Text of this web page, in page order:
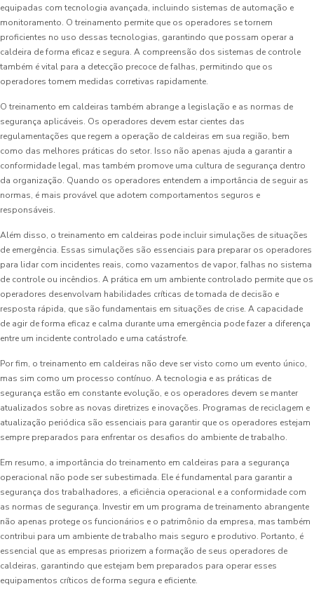
equipadas com tecnologia avançada, incluindo sistemas de automação e
monitoramento. O treinamento permite que os operadores se tornem
proficientes no uso dessas tecnologias, garantindo que possam operar a
caldeira de forma eficaz e segura. A compreensão dos sistemas de controle
também é vital para a detecção precoce de falhas, permitindo que os
operadores tomem medidas corretivas rapidamente.
O treinamento em caldeiras também abrange a legislação e as normas de
segurança aplicáveis. Os operadores devem estar cientes das
regulamentações que regem a operação de caldeiras em sua região, bem
como das melhores práticas do setor. Isso não apenas ajuda a garantir a
conformidade legal, mas também promove uma cultura de segurança dentro
da organização. Quando os operadores entendem a importância de seguir as
normas, é mais provável que adotem comportamentos seguros e
responsáveis.
Além disso, o treinamento em caldeiras pode incluir simulações de situações
de emergência. Essas simulações são essenciais para preparar os operadores
para lidar com incidentes reais, como vazamentos de vapor, falhas no sistema
de controle ou incêndios. A prática em um ambiente controlado permite que os
operadores desenvolvam habilidades críticas de tomada de decisão e
resposta rápida, que são fundamentais em situações de crise. A capacidade
de agir de forma eficaz e calma durante uma emergência pode fazer a diferença
entre um incidente controlado e uma catástrofe.
Por fim, o treinamento em caldeiras não deve ser visto como um evento único,
mas sim como um processo contínuo. A tecnologia e as práticas de
segurança estão em constante evolução, e os operadores devem se manter
atualizados sobre as novas diretrizes e inovações. Programas de reciclagem e
atualização periódica são essenciais para garantir que os operadores estejam
sempre preparados para enfrentar os desafios do ambiente de trabalho.
Em resumo, a importância do treinamento em caldeiras para a segurança
operacional não pode ser subestimada. Ele é fundamental para garantir a
segurança dos trabalhadores, a eficiência operacional e a conformidade com
as normas de segurança. Investir em um programa de treinamento abrangente
não apenas protege os funcionários e o patrimônio da empresa, mas também
contribui para um ambiente de trabalho mais seguro e produtivo. Portanto, é
essencial que as empresas priorizem a formação de seus operadores de
caldeiras, garantindo que estejam bem preparados para operar esses
equipamentos críticos de forma segura e eficiente.